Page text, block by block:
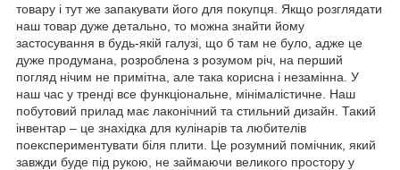
товару і тут же запакувати його для покупця. Якщо розглядати
наш товар дуже детально, то можна знайти йому
застосування в будь-якій галузі, що б там не було, адже це
дуже продумана, розроблена з розумом річ, на перший
погляд нічим не примітна, але така корисна і незамінна. У
наш час у тренді все функціональне, мінімалістичне. Наш
побутовий прилад має лаконічний та стильний дизайн. Такий
інвентар – це знахідка для кулінарів та любителів
поекспериментувати біля плити. Це розумний помічник, який
завжди буде під рукою, не займаючи великого простору у